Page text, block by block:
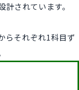
されています。
らそれぞれ1科目ず